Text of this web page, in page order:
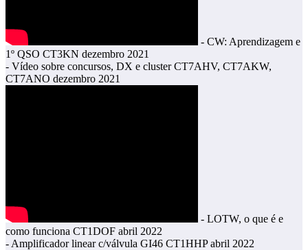
- CW: Aprendizagem e
1º QSO CT3KN dezembro 2021
- Vídeo sobre concursos, DX e cluster CT7AHV, CT7AKW,
CT7ANO dezembro 2021
- LOTW, o que é e
como funciona CT1DOF abril 2022
- Amplificador linear c/válvula GI46 CT1HHP abril 2022